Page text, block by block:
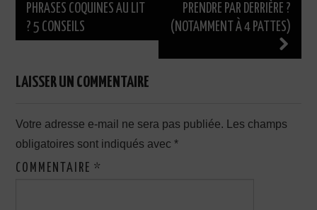
des
articles
PHRASES COQUINES AU LIT
? 5 CONSEILS
PRENDRE PAR DERRIÈRE ?
(NOTAMMENT À 4 PATTES)
LAISSER UN COMMENTAIRE
Votre adresse e-mail ne sera pas publiée.
Les champs
obligatoires sont indiqués avec*
COMMENTAIRE*